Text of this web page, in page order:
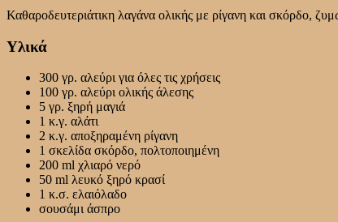
Καθαροδευτεριάτικη λαγάνα ολικής με ρίγανη και σκόρδο,
Υλικά
300 γρ. αλεύρι για όλες τις χρήσεις
100 γρ. αλεύρι ολικής άλεσης
5 γρ. ξηρή μαγιά
1 κ.γ. αλάτι
2 κ.γ. αποξηραμένη ρίγανη
1 σκελίδα σκόρδο, πολτοποιημένη
200 ml χλιαρό νερό
50 ml λευκό ξηρό κρασί
1 κ.σ. ελαιόλαδο
σουσάμι άσπρο